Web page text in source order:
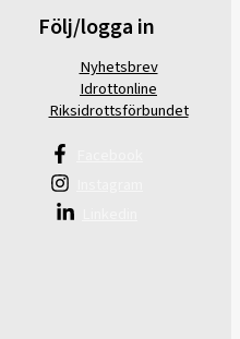
Följ/logga in
Nyhetsbrev
Idrottonline
Riksidrottsförbundet